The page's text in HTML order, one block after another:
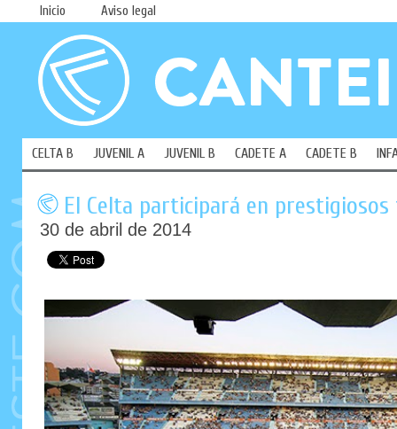
Inicio Aviso legal
CELTA B JUVENIL A JUVENIL B CADETE A CADETE B
El Celta participará en
30 de abril de 2014